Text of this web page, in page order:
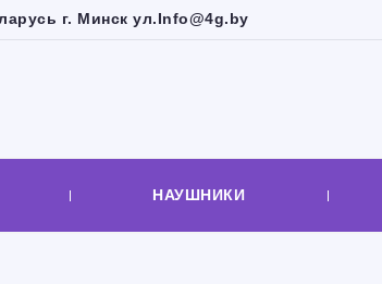
г. Минск ул.Info@4g.by
НАУШНИКИ